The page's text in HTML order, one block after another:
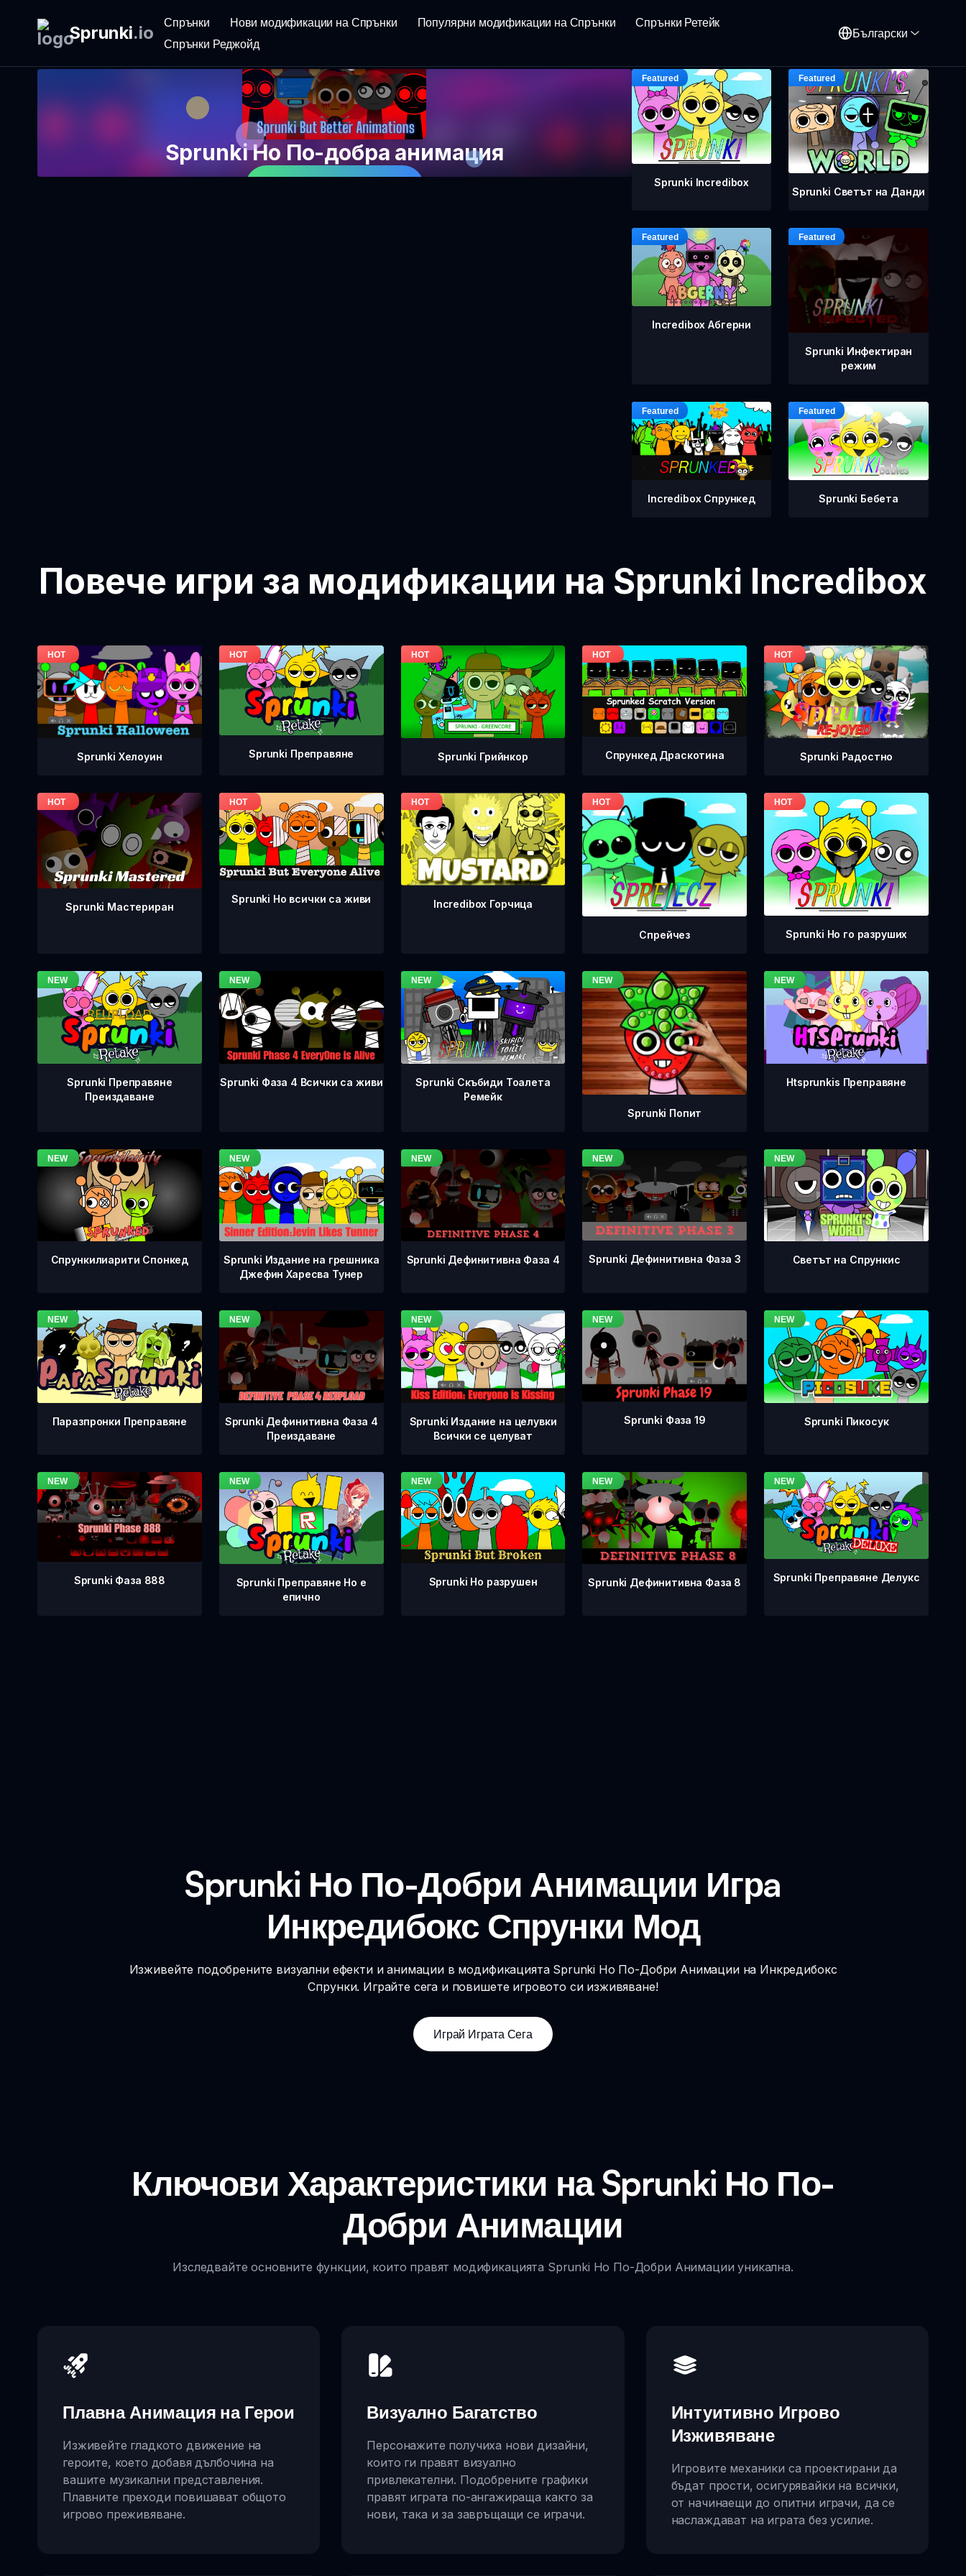
Sprunki.io Спрънки Нови модификации на Спрънки Популярни модификации на Спрънки
Спрънки Ретейк
Спрънки Реджойд
Български
Sprunki Но По-добра анимация
Sprunki Incredibox
Sprunki Светът на Данди
Incredibox Абгерни
Sprunki Инфектиран
режим
Incredibox Спрункед Sprunki Бебета
Повече игри за модификации на Sprunki Incredibox
Sprunki Хелоуин Sprunki Преправяне Sprunki Грийнкор Спрункед Драскотина Sprunki Радостно
Sprunki Мастериран
Sprunki Но всички са живи Incredibox Горчица
Спрейчез Sprunki Но го разруших
Sprunki Преправяне
Преиздаване
Sprunki Фаза 4 Всички са живи
Sprunki Скъбиди Тоалета
Ремейк
Sprunki Попит
Htsprunkis Преправяне
Спрункилиарити Спонкед
Sprunki Издание на грешника
Джефин Харесва Тунер
Sprunki Дефинитивна Фаза 4 Sprunki Дефинитивна Фаза 3 Светът на Спрункис
Паразпронки Преправяне
Sprunki Дефинитивна Фаза 4
Преиздаване
Sprunki Издание на целувки
Всички се целуват
Sprunki Фаза 19 Sprunki Пикосук
Sprunki Фаза 888
Sprunki Преправяне Но е
епично
Sprunki Но разрушен Sprunki Дефинитивна Фаза 8 Sprunki Преправяне Делукс
Sprunki Но По-Добри Анимации Игрa
Инкредибокс Спрунки Мод
Изживейте подобрените визуални ефекти и анимации в модификацията Sprunki Но По-Добри Анимации на Инкредибокс
Спрунки. Играйте сега и повишете игровото си изживяване!
Играй Играта Сега
Ключови Характеристики на Sprunki Но По-
Добри Анимации
Изследвайте основните функции, които правят модификацията Sprunki Но По-Добри Анимации уникална.
Плавна Анимация на Герои
Изживейте гладкото движение на
героите, което добавя дълбочина на
вашите музикални представления.
Плавните преходи повишават общото
игрово преживяване.
Визуално Багатство
Персонажите получиха нови дизайни,
които ги правят визуално
привлекателни. Подобрените графики
правят играта по-ангажираща както за
нови, така и за завръщащи се играчи.
Интуитивно Игрово
Изживяване
Игровите механики са проектирани да
бъдат прости, осигурявайки на всички,
от начинаещи до опитни играчи, да се
наслаждават на играта без усилие.